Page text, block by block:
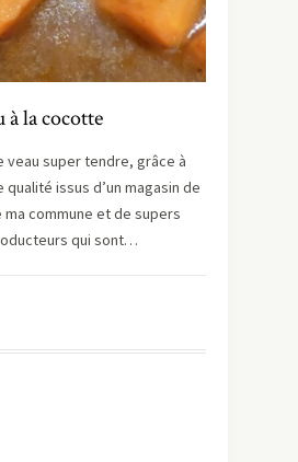
à la cocotte
veau super tendre, grâce à
issus d’un magasin de
commune et de supers
qui sont…